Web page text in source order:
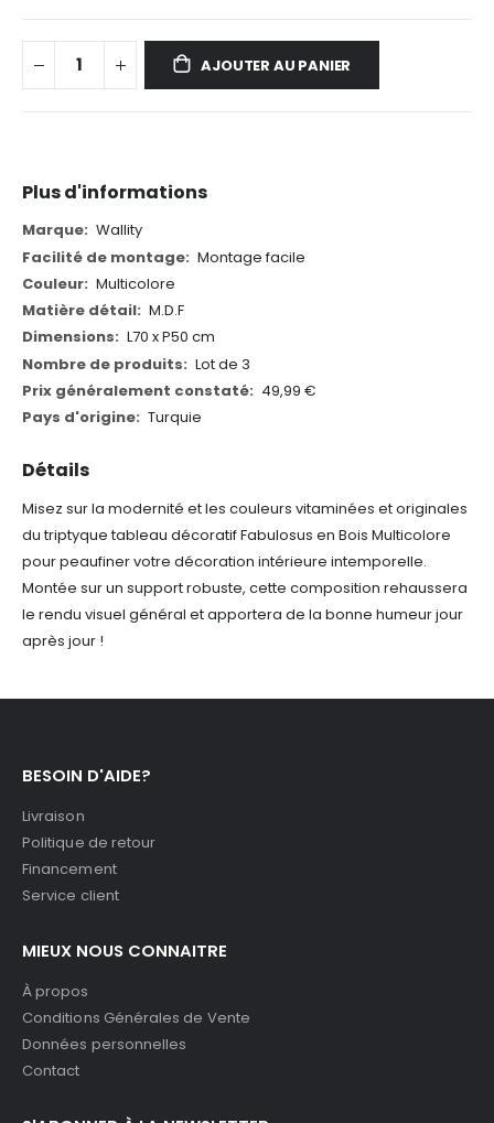
AJOUTER AU PANIER
Détails
Misez sur la modernité et les couleurs vitaminées et originales
du triptyque tableau décoratif Fabulosus en Bois Multicolore
pour peaufiner votre décoration intérieure intemporelle.
Montée sur un support robuste, cette composition rehaussera
le rendu visuel général et apportera de la bonne humeur jour
après jour !
Plus d'informations
Plus
d'informations
Wallity
Montage facile
Multicolore
M.D.F
L70 x P50 cm
Lot de 3
49,99 €
Turquie
BESOIN D'AIDE?
Livraison
Politique de retour
Financement
Service client
MIEUX NOUS CONNAITRE
À propos
Conditions Générales de Vente
Données personnelles
Contact